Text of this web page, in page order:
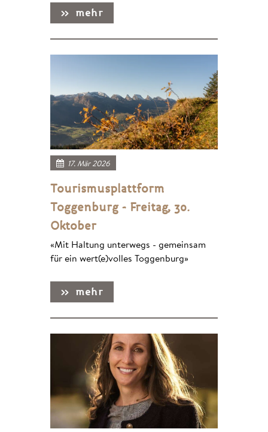
Tourismusplattform
Toggenburg - Freitag, 30.
Oktober
«Mit Haltung unterwegs - gemeinsam
für ein wert(e)volles Toggenburg»
17. Mär 2026